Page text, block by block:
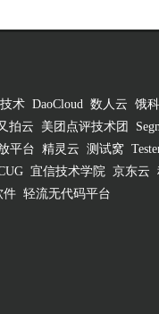
术 DaoCloud 数人云 饿
拍云 美团点评技术团
平台 精灵云 测试窝
宜信技术学院 京东云
件 轻流无代码平台